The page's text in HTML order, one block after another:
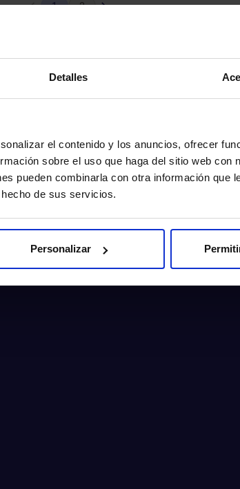
Detalles
el contenido y los anuncios, ofrecer
sobre el uso que haga del sitio web con
pueden combinarla con otra información que
de sus servicios.
Personalizar
1 2